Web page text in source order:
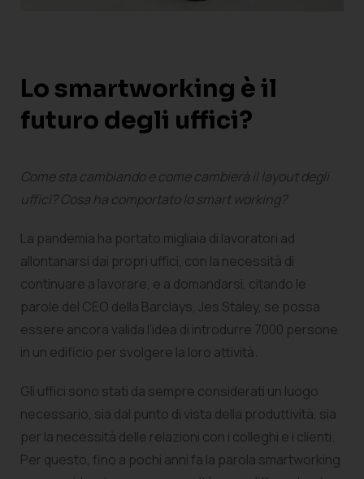
Lo smartworking è il
futuro degli uffici?
Come sta cambiando e come cambierà il layout degli
uffici? Cosa ha comportato lo smart working?
La pandemia ha portato migliaia di lavoratori ad
allontanarsi dai propri uffici, con la necessità di
continuare a lavorare, e a domandarsi, citando le
parole del CEO della Barclays, Jes Staley, se possa
essere ancora valida l’idea di introdurre 7000 persone
in un edificio per svolgere la loro attività.
Gli uffici sono stati da sempre considerati un luogo
necessario, sia dal punto di vista della produttività, sia
per la necessità delle relazioni con i colleghi e i clienti.
Per questo, fino a pochi anni fa la parola smartworking